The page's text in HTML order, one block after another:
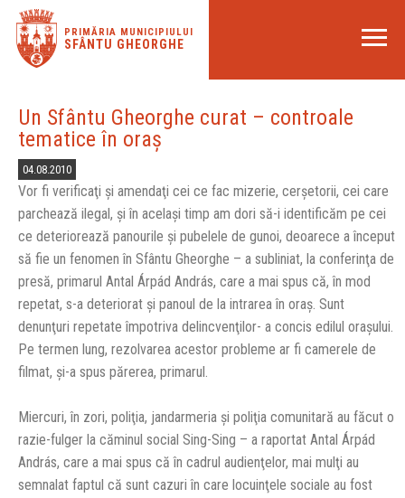
PRIMĂRIA MUNICIPIULUI
SFÂNTU GHEORGHE
Un Sfântu Gheorghe curat – controale
tematice în oraş
04.08.2010
Vor fi verificaţi şi amendaţi cei ce fac mizerie, cerşetorii, cei care
parchează ilegal, şi în acelaşi timp am dori să-i identificăm pe cei
ce deteriorează panourile şi pubelele de gunoi, deoarece a început
să fie un fenomen în Sfântu Gheorghe – a subliniat, la conferinţa de
presă, primarul Antal Árpád András, care a mai spus că, în mod
repetat, s-a deteriorat şi panoul de la intrarea în oraş. Sunt
denunţuri repetate împotriva delincvenţilor- a concis edilul oraşului.
Pe termen lung, rezolvarea acestor probleme ar fi camerele de
filmat, şi-a spus părerea, primarul.
Miercuri, în zori, poliţia, jandarmeria şi poliţia comunitară au făcut o
razie-fulger la căminul social Sing-Sing – a raportat Antal Árpád
András, care a mai spus că în cadrul audienţelor, mai mulţi au
semnalat faptul că sunt cazuri în care locuinţele sociale au fost